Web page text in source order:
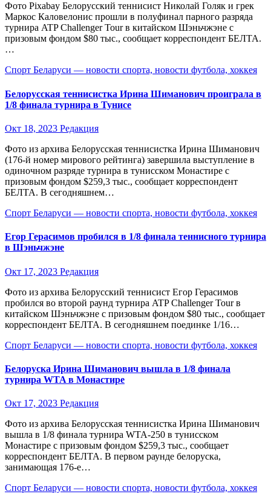
Фото Pixabay Белорусский теннисист Николай Голяк и грек
Маркос Каловелонис прошли в полуфинал парного разряда
турнира ATP Challenger Tour в китайском Шэньчжэне с
призовым фондом $80 тыс., сообщает корреспондент БЕЛТА.
…
Спорт Беларуси — новости спорта, новости футбола, хоккея
Белорусская теннисистка Ирина Шиманович проиграла в
1/8 финала турнира в Тунисе
Окт 18, 2023 Редакция
Фото из архива Белорусская теннисистка Ирина Шиманович
(176-й номер мирового рейтинга) завершила выступление в
одиночном разряде турнира в тунисском Монастире с
призовым фондом $259,3 тыс., сообщает корреспондент
БЕЛТА. В сегодняшнем…
Спорт Беларуси — новости спорта, новости футбола, хоккея
Егор Герасимов пробился в 1/8 финала теннисного турнира
в Шэньчжэне
Окт 17, 2023 Редакция
Фото из архива Белорусский теннисист Егор Герасимов
пробился во второй раунд турнира ATP Challenger Tour в
китайском Шэньчжэне с призовым фондом $80 тыс., сообщает
корреспондент БЕЛТА. В сегодняшнем поединке 1/16…
Спорт Беларуси — новости спорта, новости футбола, хоккея
Белоруска Ирина Шиманович вышла в 1/8 финала
турнира WTA в Монастире
Окт 17, 2023 Редакция
Фото из архива Белорусская теннисистка Ирина Шиманович
вышла в 1/8 финала турнира WTA-250 в тунисском
Монастире с призовым фондом $259,3 тыс., сообщает
корреспондент БЕЛТА. В первом раунде белоруска,
занимающая 176-е…
Спорт Беларуси — новости спорта, новости футбола, хоккея